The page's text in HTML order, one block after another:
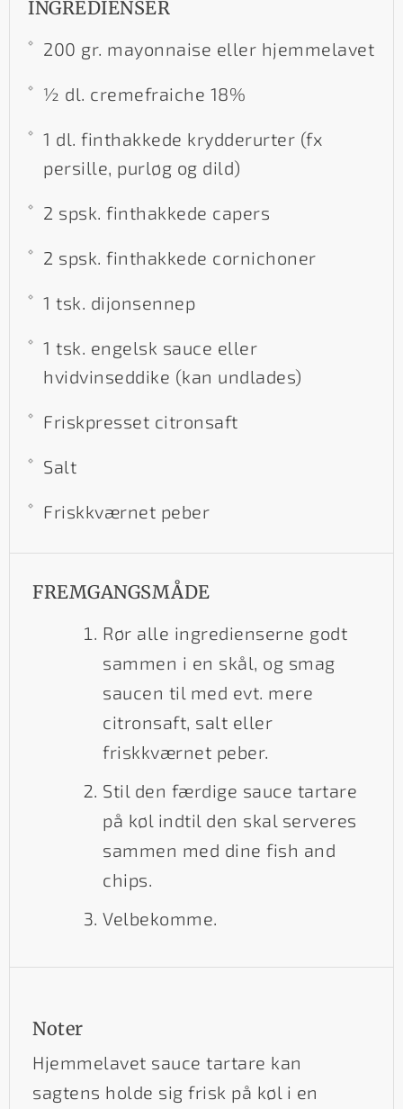
INGREDIENSER
200 gr. mayonnaise eller hjemmelavet
½ dl. cremefraiche 18%
1 dl. finthakkede krydderurter (fx
persille, purløg og dild)
2 spsk. finthakkede capers
2 spsk. finthakkede cornichoner
1 tsk. dijonsennep
1 tsk. engelsk sauce eller
hvidvinseddike (kan undlades)
Friskpresset citronsaft
Salt
Friskkværnet peber
FREMGANGSMÅDE
Rør alle ingredienserne godt
sammen i en skål, og smag
saucen til med evt. mere
citronsaft, salt eller
friskkværnet peber.
Stil den færdige sauce tartare
på køl indtil den skal serveres
sammen med dine fish and
chips.
Velbekomme.
Noter
Hjemmelavet sauce tartare kan
sagtens holde sig frisk på køl i en